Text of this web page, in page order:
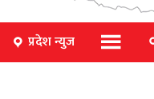
प्रदेश न्युज